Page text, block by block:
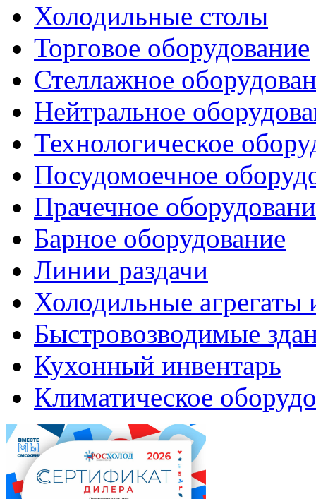
Холодильные столы
Торговое оборудование
Стеллажное
Нейтральное
Технологическое
Посудомоечное
Прачечное
Барное оборудование
Линии раздачи
Холодильные агрегаты
Быстровозводимые
Кухонный инвентарь
Климатическое